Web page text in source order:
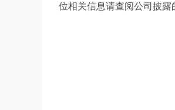
位相关信息请查阅公司披露